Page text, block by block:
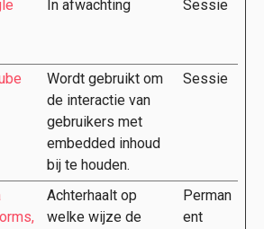
In afwachting Sessie
Wordt gebruikt om
de interactie van
gebruikers met
embedded inhoud
bij te houden.
Sessie
Achterhaalt op
welke wijze de
Perman
ent